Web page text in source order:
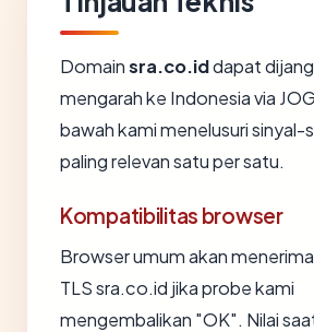
Domainsra.co.iddapat
mengarah ke Indonesia via
bawah kami menelusuri sinyal-
paling relevan satu per satu.
Kompatibilitas browser
Browser umum akan
TLS sra.co.id jika probe kami
mengembalikan "OK". Nilai